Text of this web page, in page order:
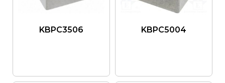
KBPC3506 KBPC5004